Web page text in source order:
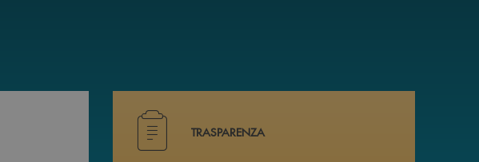
Contattaci , ci trovi anche su canale WhatsApp !
Hai bisogno di alcuni documenti ? Vai alla pagina della
TRASPARENZA